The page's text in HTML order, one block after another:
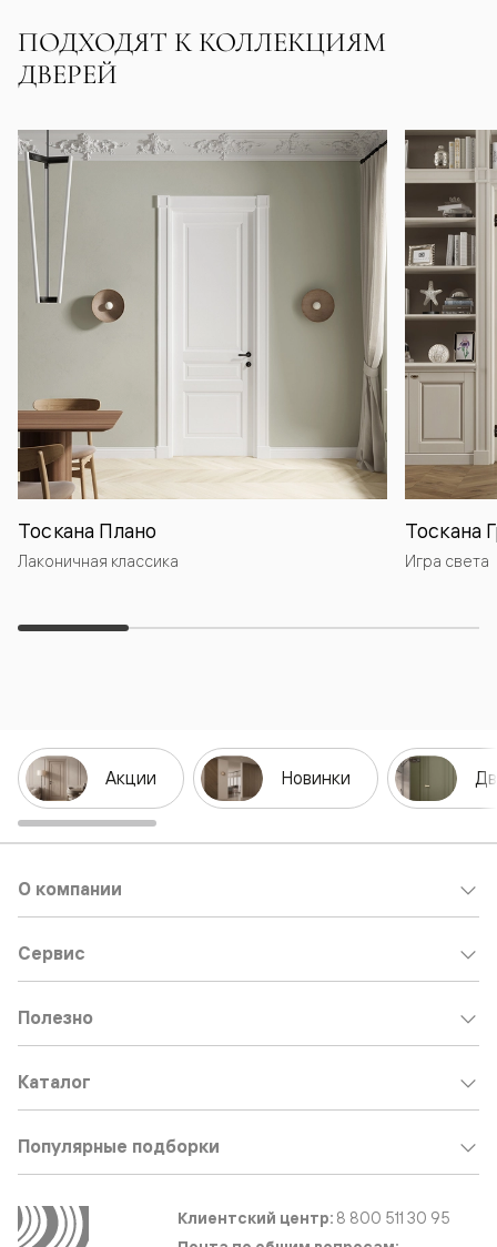
ПОДХОДЯТ К КОЛЛЕКЦИЯМ
ДВЕРЕЙ
Тоскана Плано
Лаконичная классика
Тоскана
Игра света
Акции Новинки
О компании
Сервис
Полезно
Каталог
Популярные подборки
Клиентский центр: 8 800 511 30 95